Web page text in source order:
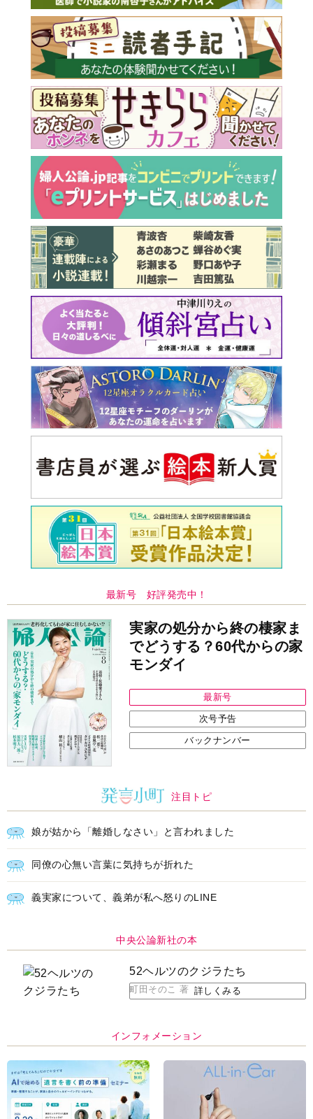
最新号 好評発売中！
実家の処分から終の棲家ま
でどうする？60代からの家
モンダイ
最新号
次号予告
バックナンバー
注目トピ
娘が姑から「離婚しなさい」と言われました
同僚の心無い言葉に気持ちが折れた
義実家について、義弟が私へ怒りのLINE
中央公論新社の本
52ヘルツのクジラたち
町田そのこ 著 詳しくみる
インフォメーション